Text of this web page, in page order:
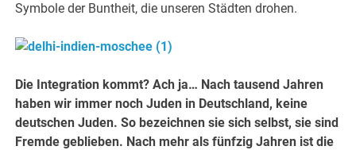
Symbole der Buntheit, die unseren Städten drohen.
Die Integration kommt? Ach ja… Nach tausend Jahren
haben wir immer noch Juden in Deutschland, keine
deutschen Juden. So bezeichnen sie sich selbst, sie sind
Fremde geblieben. Nach mehr als fünfzig Jahren ist die